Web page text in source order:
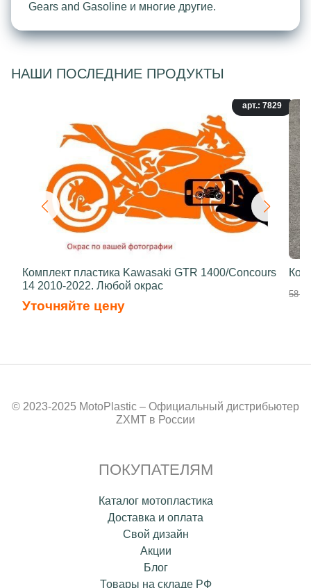
Gears and Gasoline и многие другие.
НАШИ ПОСЛЕДНИЕ ПРОДУКТЫ
арт.: 7829
Комплект пластика Kawasaki GTR 1400/Concours
14 2010-2022. Любой окрас
Уточняйте цену
58
© 2023-2025 MotoPlastic – Официальный дистрибьютер
ZXMT в России
ПОКУПАТЕЛЯМ
Каталог мотопластика
Доставка и оплата
Свой дизайн
Акции
Блог
Товары на складе РФ